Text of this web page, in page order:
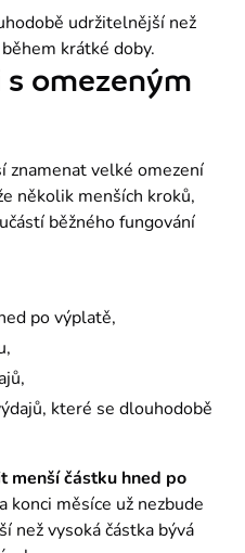
udržitelnější než
krátké doby.
omezeným
znamenat velké omezení
několik menších kroků,
běžného fungování
po výplatě,
které se dlouhodobě
menší částku hned po
konci měsíce už nezbude
než vysoká částka bývá